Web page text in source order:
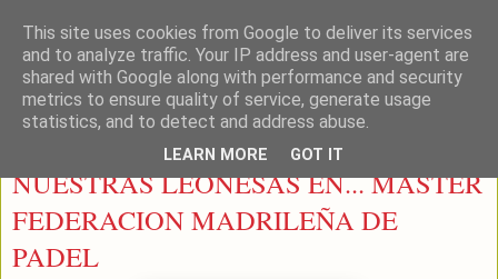
LEON PADEL
domingo, 6 de diciembre de 2015
NUESTRAS LEONESAS EN... MASTER
FEDERACION MADRILEÑA DE
PADEL
This site uses cookies from Google to deliver its services
and to analyze traffic. Your IP address and user-agent are
shared with Google along with performance and security
metrics to ensure quality of service, generate usage
statistics, and to detect and address abuse.
LEARN MORE GOT IT